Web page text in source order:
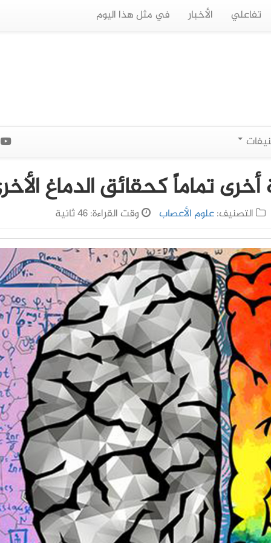
تفاعلي الأخبار في مثل هذا اليوم
تماماً كحقائق الدماغ
التصنيف:علوم الأعصاب وقت القراءة: 46 ثانية